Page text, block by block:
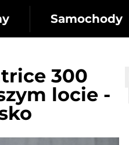
Samochody
300
locie -